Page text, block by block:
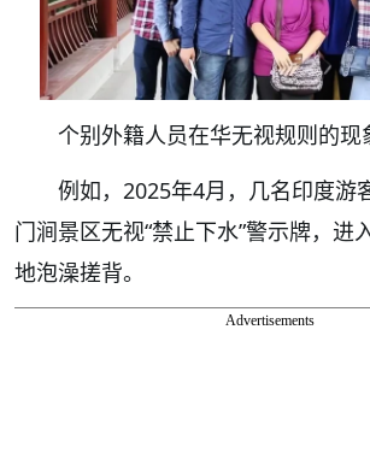
个别外籍人员在华无视规则的现
例如，2025年4月，几名印度游
门涧景区无视“禁止下水”警示牌，进
地泡澡搓背。
Advertisements